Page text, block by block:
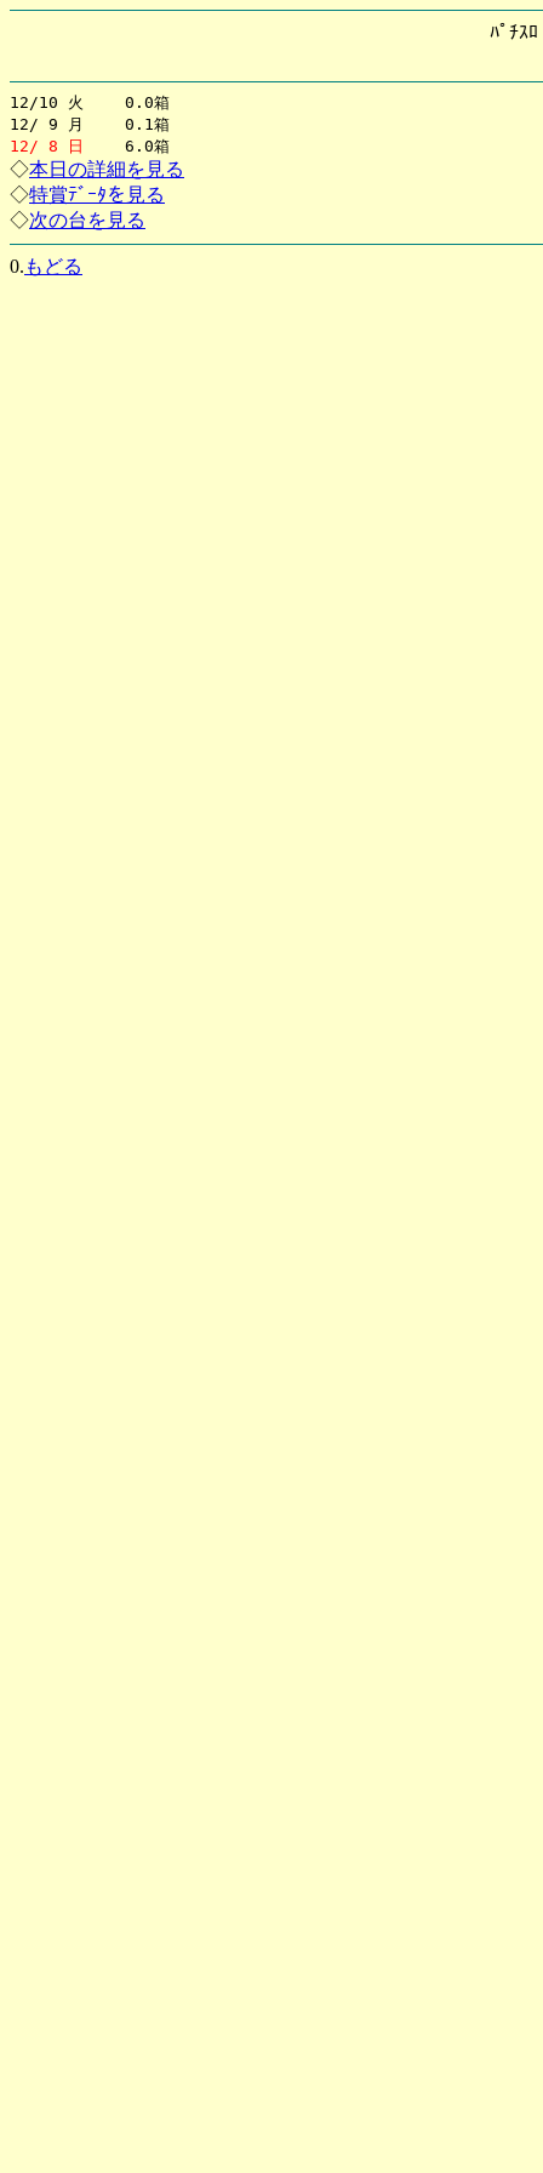
ﾊﾟﾁｽ
12/10 火 0.0箱
12/ 9 月 0.1箱
12/ 8 日
6.0箱
◇本日の詳細を見る
◇特賞ﾃﾞｰﾀを見る
◇次の台を見る
0. もどる